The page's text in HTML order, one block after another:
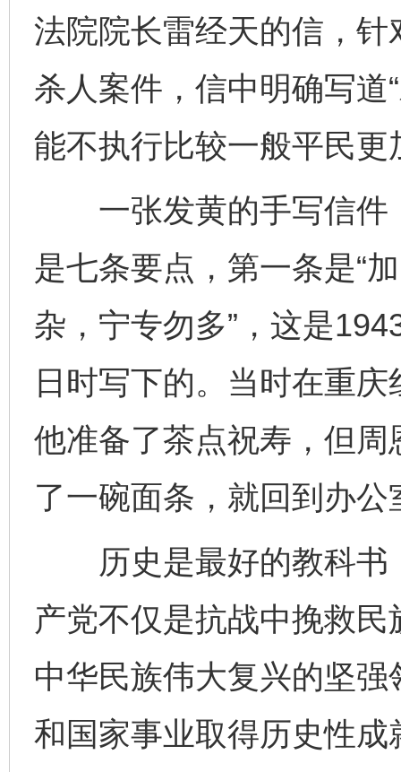
法院院长雷经天的信，
杀人案件，信中明确写
能不执行比较一般平民更
一张发黄的手写信件
是七条要点，第一条是“
杂，宁专勿多”，这是
日时写下的。当时在重
他准备了茶点祝寿，但
了一碗面条，就回到办
历史是最好的教科书
产党不仅是抗战中挽救
中华民族伟大复兴的坚
和国家事业取得历史性